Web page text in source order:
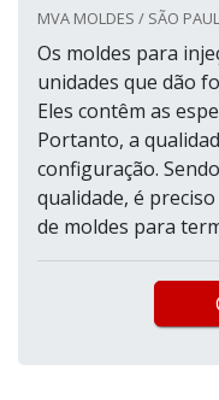
MVA MOLDES / SÃO
Os moldes para
unidades que dão
Eles contêm as
Portanto, a
configuração.
qualidade, é
de moldes para